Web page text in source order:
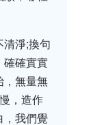
清淨;換句
確確實實
，無量無
，造作
，我們覺